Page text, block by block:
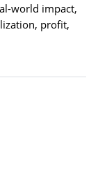
world impact,
profit,